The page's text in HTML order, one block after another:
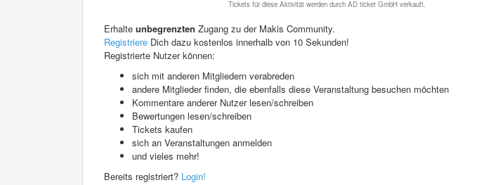
Tickets für diese Aktivität werden durch AD ticket GmbH verkauft.
Erhalte unbegrenzten Zugang zu der Makis Community.
Registriere Dich dazu kostenlos innerhalb von 10 Sekunden!
Registrierte Nutzer können:
sich mit anderen Mitgliedern verabreden
andere Mitglieder finden, die ebenfalls diese Veranstaltung besuchen möchten
Kommentare anderer Nutzer lesen/schreiben
Bewertungen lesen/schreiben
Tickets kaufen
sich an Veranstaltungen anmelden
und vieles mehr!
Bereits registriert? Login!